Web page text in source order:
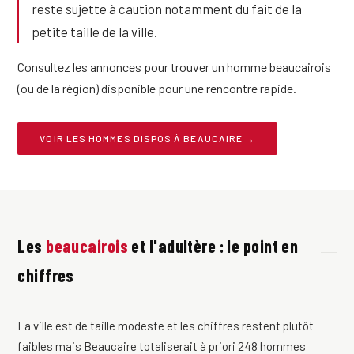
reste sujette à caution notamment du fait de la
petite taille de la ville.
Consultez les annonces pour trouver un homme beaucairois
(ou de la région) disponible pour une rencontre rapide.
VOIR LES HOMMES DISPOS À BEAUCAIRE →
Les beaucairois et l'adultère : le point en
chiffres
La ville est de taille modeste et les chiffres restent plutôt
faibles mais Beaucaire totaliserait à priori 248 hommes